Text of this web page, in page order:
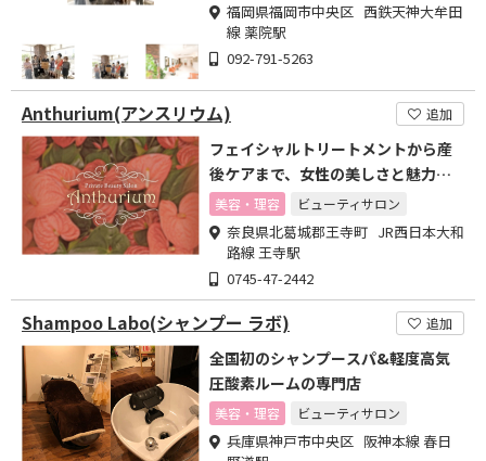
福岡県福岡市中央区 西鉄天神大牟田
線 薬院駅
092-791-5263
Anthurium(アンスリウム) 追加
フェイシャルトリートメントから産
後ケアまで、女性の美しさと魅力を
引出す
美容・理容 ビューティサロン
奈良県北葛城郡王寺町 JR西日本大和
路線 王寺駅
0745-47-2442
Shampoo Labo(シャンプー ラボ) 追加
全国初のシャンプースパ&軽度高気
圧酸素ルームの専門店
美容・理容 ビューティサロン
兵庫県神戸市中央区 阪神本線 春日